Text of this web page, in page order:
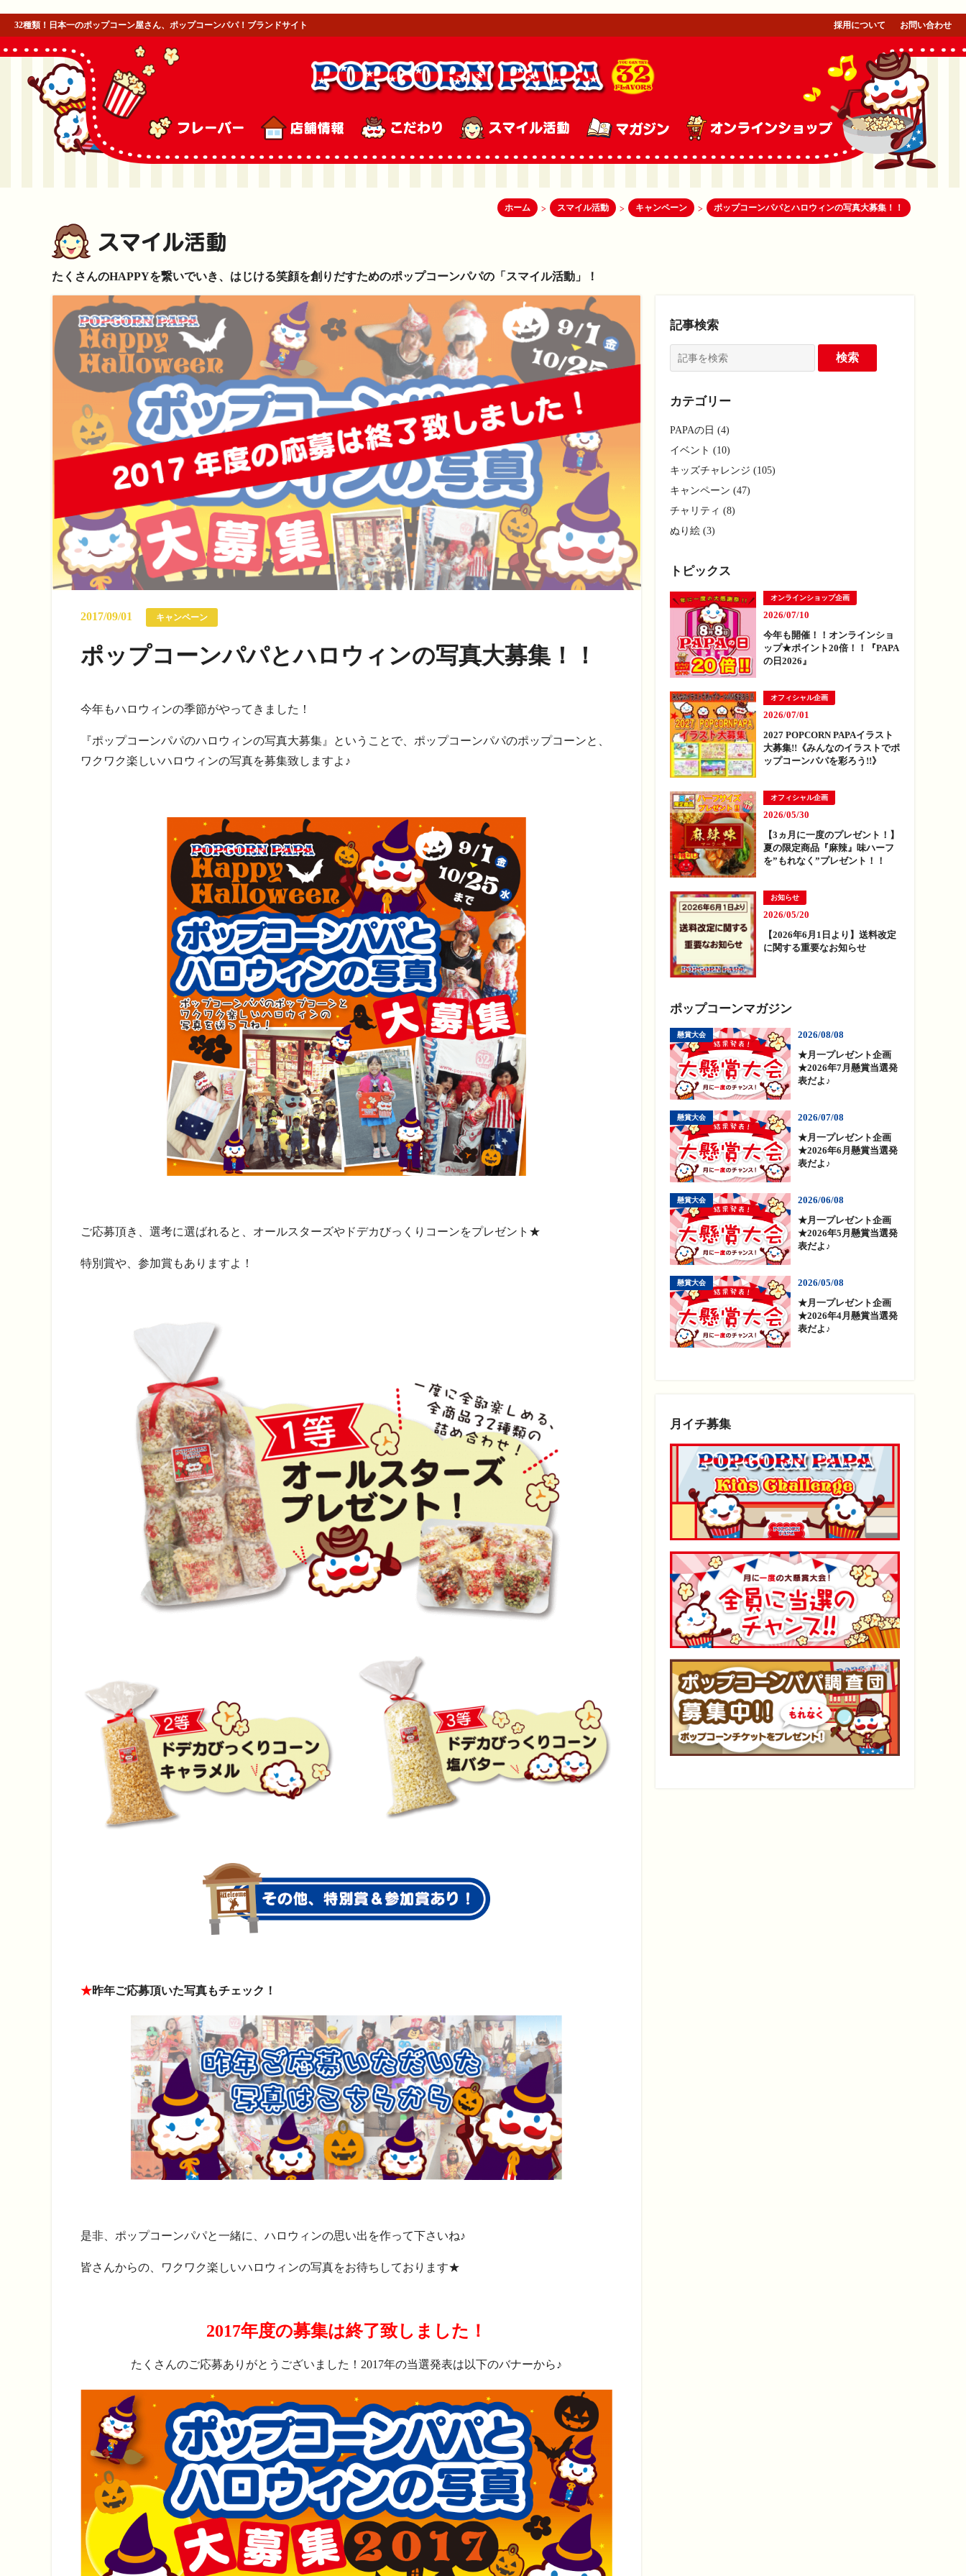
32種類！日本一のポップコーン屋さん、ポップコーンパパ！ブランドサイト 採用について お問い合わせ
ホーム > スマイル活動 > キャンペーン > ポップコーンパパとハロウィンの写真大募集！！
たくさんのHAPPYを繋いでいき、はじける笑顔を創りだすためのポップコーンパパの「スマイル活動」！
2017/09/01 キャンペーン
ポップコーンパパとハロウィンの写真大募集！！
今年もハロウィンの季節がやってきました！
『ポップコーンパパのハロウィンの写真大募集』ということで、ポップコーンパパのポップコーンと、
ワクワク楽しいハロウィンの写真を募集致しますよ♪
ご応募頂き、選考に選ばれると、オールスターズやドデカびっくりコーンをプレゼン ト★
特別賞や、参加賞もありますよ！
★昨年ご応募頂いた写真もチェック！
是非、ポップコーンパパと一緒に、ハロウィンの思い出を作って下さいね♪
皆さんからの、ワクワク楽しいハロウィンの写真をお待ちしております★
2017年度の募集は終了致しました！
たくさんのご応募ありがとうございました！2017年の当選発表は以下のバナーから♪
記事検索
カテゴリー
PAPAの日 (4)
イベント (10)
キッズチャレンジ (105)
キャンペーン (47)
チャリティ (8)
ぬり絵 (3)
トピックス
オンラインショップ企画
2026/07/10
今年も開催！！オンラインショ
ップ★ポイント20倍！！『PAPA
の日2026』
オフィシャル企画
2026/07/01
2027 POPCORN PAPAイラスト
大募集!!《みんなのイラストでポ
ップコーンパパを彩ろう!!》
オフィシャル企画
2026/05/30
【3ヵ月に一度のプレゼント！】
夏の限定商品『麻辣』味ハーフ
を”もれなく”プレゼント！！
お知らせ
2026/05/20
【2026年6月1日より】送料改定
に関する重要なお知らせ
ポップコーンマガジン
懸賞大会
2026/08/08
★月一プレゼント企画
★2026年7月懸賞当選発
表だよ♪
懸賞大会
2026/07/08
★月一プレゼント企画
★2026年6月懸賞当選発
表だよ♪
懸賞大会
2026/06/08
★月一プレゼント企画
★2026年5月懸賞当選発
表だよ♪
懸賞大会
2026/05/08
★月一プレゼント企画
★2026年4月懸賞当選発
表だよ♪
月イチ募集